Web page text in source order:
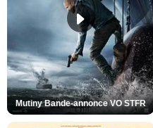
Mutiny Bande-annonce VO STFR